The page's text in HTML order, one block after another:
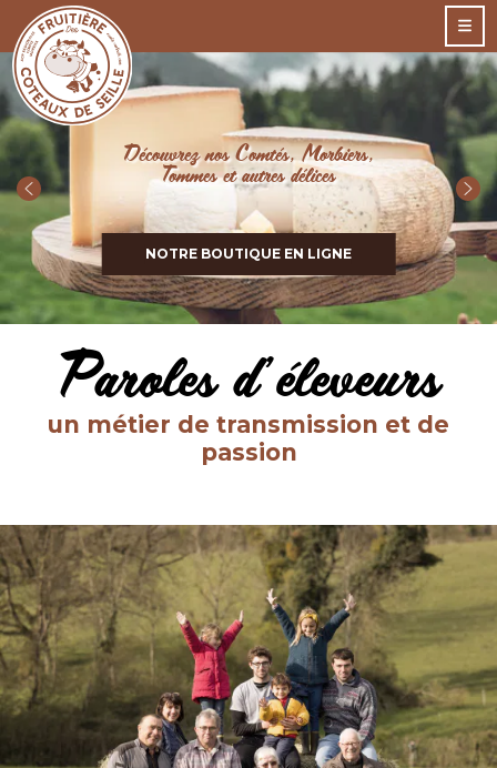
Goûtez aux moelleux d'Arinthod !
DÉCOUVRIR
Paroles d’éleveurs
un métier de transmission et de
passion